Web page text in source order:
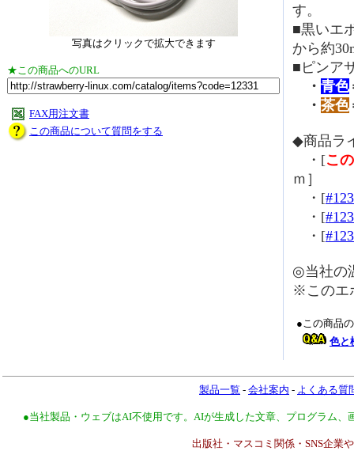
写真はクリックで拡大できます
★この商品へのURL
FAX用注文書
この商品について質問をする
す。
■黒いエ
から約
■ピンア
・ 青色
・ 茶色
◆商品ラ
・[こ
ｍ］
・[
・[
・[
◎当社の
※このエ
●この商品
色と
製品一覧 - 会社案内 - よくある質
●当社製品・ウェブはAI不使用です。AIが生成した文章、プログラム
出版社・マスコミ関係・SNS企業